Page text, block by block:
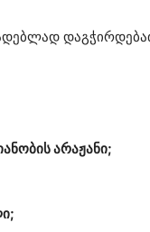
არაჟანი;